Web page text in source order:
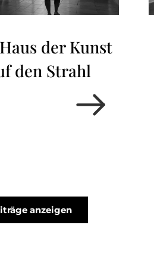
der Kunst
den Strahl
anzeigen